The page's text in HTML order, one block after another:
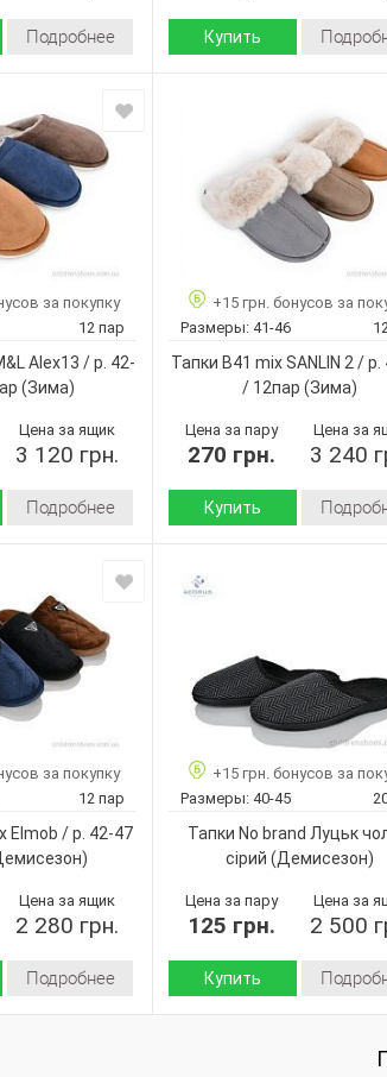
Подробнее
флис
текстиль
Пвх
Китай
No brand
Микс
Купить
флис
Материал внутри:
Подошва : Пвх
Страна
производитель:
Китай
Артикул:
Размер:
Микс
за покупку
12 пар
Alex13 / p. 42-
(Зима)
Цена за ящик
3 120 грн.
Подробнее
Китай
No brand
B58 mix
+15 грн. бонусов за
Размеры: 41-46
Тапки B41 mix SANLIN 2 / p.
/ 12пар (Зима)
Цена за пару
270 грн.
Цена за
3 240
Купить
Материал внутри:
производитель:
Бренд: No
Артикул: B41 mix
Размер:
Кол-во пар:
за покупку
12 пар
Elmob / p. 42-47
Цена за ящик
2 280 грн.
Подробнее
+15 грн. бонусов за
Размеры: 40-45
Тапки No brand Луцьк
сірий (Демисезон)
Цена за пару
125 грн.
Цена за
2 500
Купить